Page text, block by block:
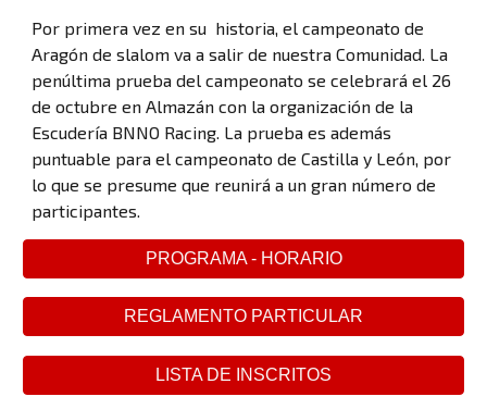
Por primera vez en su historia, el campeonato de
Aragón de slalom va a salir de nuestra Comunidad. La
penúltima prueba del campeonato se celebrará el 26
de octubre en Almazán con la organización de la
Escudería BNNO Racing. La prueba es además
puntuable para el campeonato de Castilla y León, por
lo que se presume que reunirá a un gran número de
participantes.
PROGRAMA - HORARIO
REGLAMENTO PARTICULAR
LISTA DE INSCRITOS